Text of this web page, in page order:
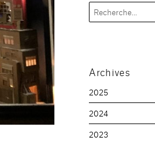
Recherche
pour :
Archives
2025
2024
2023